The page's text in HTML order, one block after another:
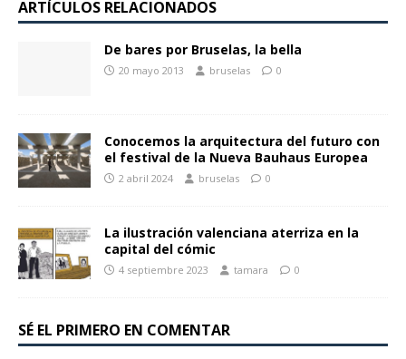
ARTÍCULOS RELACIONADOS
De bares por Bruselas, la bella
20 mayo 2013 bruselas 0
Conocemos la arquitectura del futuro con
el festival de la Nueva Bauhaus Europea
2 abril 2024 bruselas 0
La ilustración valenciana aterriza en la
capital del cómic
4 septiembre 2023 tamara 0
SÉ EL PRIMERO EN COMENTAR